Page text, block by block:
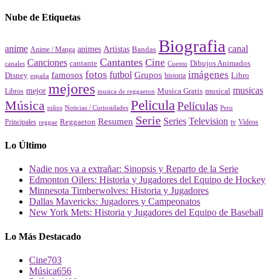
Nube de Etiquetas
anime Anime / Manga animes Artistas Bandas Biografia canal
canales Canciones cantante Cantantes Cine Cuento Dibujos Animados
Disney españa famosos fotos futbol Grupos historia imágenes Libro
Libros mejor mejores musica de reggaeton Musica Gratis musical musicas
Música niños Noticias / Curiosidades Pelicula Películas Peru
Principales reggae Reggaeton Resumen Serie Series Television tv Videos
Lo Último
Nadie nos va a extrañar: Sinopsis y Reparto de la Serie
Edmonton Oilers: Historia y Jugadores del Equipo de Hockey
Minnesota Timberwolves: Historia y Jugadores
Dallas Mavericks: Jugadores y Campeonatos
New York Mets: Historia y Jugadores del Equipo de Baseball
Lo Más Destacado
Cine703
Música656